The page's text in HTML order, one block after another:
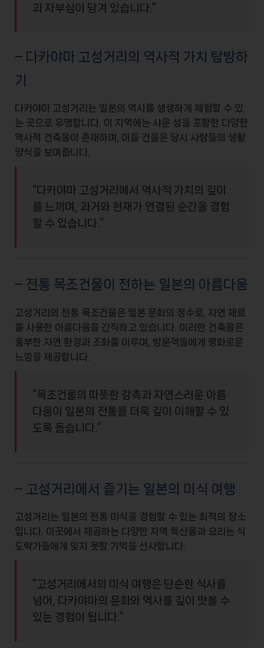
과 자부심이 담겨 있습니다.”
– 다카야마 고성거리의 역사적 가치 탐방하
기
다카야마 고성거리는 일본의 역사를 생생하게 체험할 수 있
는 곳으로 유명합니다. 이 지역에는 샤운 성을 포함한 다양한
역사적 건축물이 존재하며, 이들 건물은 당시 사람들의 생활
양식을 보여줍니다.
“다카야마 고성거리에서 역사적 가치의 깊이
를 느끼며, 과거와 현재가 연결된 순간을 경험
할 수 있습니다.”
– 전통 목조건물이 전하는 일본의 아름다움
고성거리의 전통 목조건물은 일본 문화의 정수로, 자연 재료
를 사용한 아름다움을 간직하고 있습니다. 이러한 건축물은
풍부한 자연 환경과 조화를 이루며, 방문객들에게 평화로운
느낌을 제공합니다.
“목조건물의 따뜻한 감촉과 자연스러운 아름
다움이 일본의 전통을 더욱 깊이 이해할 수 있
도록 돕습니다.”
– 고성거리에서 즐기는 일본의 미식 여행
고성거리는 일본의 전통 미식을 경험할 수 있는 최적의 장소
입니다. 이곳에서 제공하는 다양한 지역 특산물과 요리는 식
도락가들에게 잊지 못할 기억을 선사합니다.
“고성거리에서의 미식 여행은 단순한 식사를
넘어, 다카야마의 문화와 역사를 깊이 맛볼 수
있는 경험이 됩니다.”